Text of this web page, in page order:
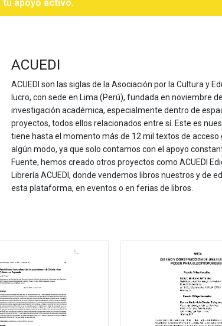
tu apoyo activo.
ACUEDI
ACUEDI son las siglas de la Asociación por la Cultura y
lucro, con sede en Lima (Perú), fundada en noviembre
investigación académica, especialmente dentro de
proyectos, todos ellos relacionados entre sí. Este es
tiene hasta el momento más de 12 mil textos de
algún modo, ya que solo contamos con el apoyo
Fuente, hemos creado otros proyectos como ACUEDI
Librería ACUEDI, donde vendemos libros nuestros y de
esta plataforma, en eventos o en ferias de libros.